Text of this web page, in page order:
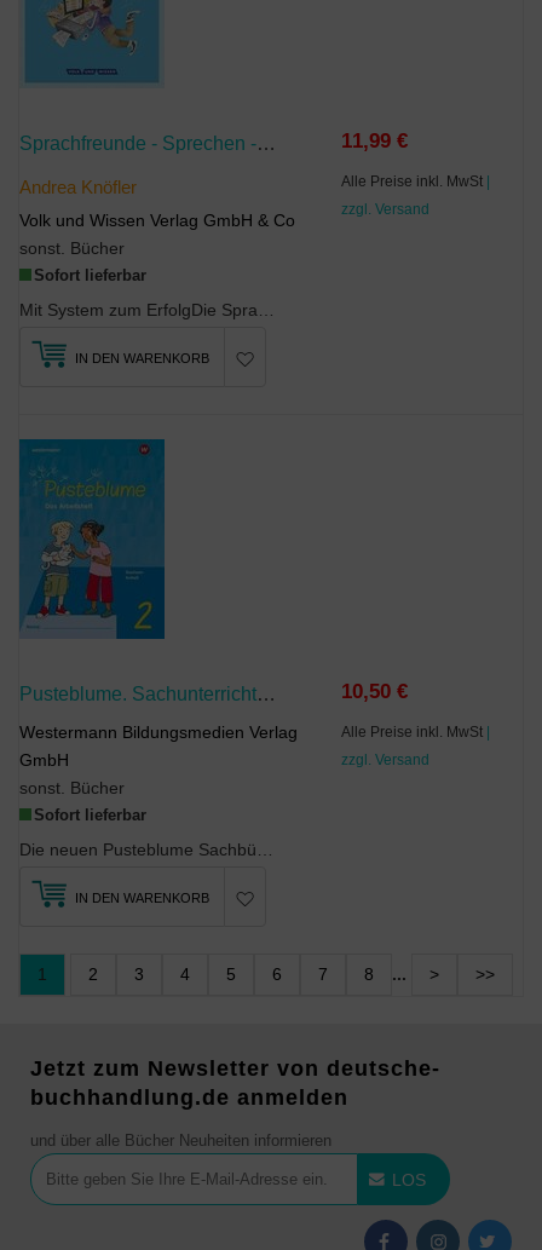
Sprachfreunde - Sprechen - Schreiben - Spielen - Ausgabe Süd (Sachsen, Sachsen-Anhalt, Thüringen) - Neubearbeitung 2015 - 4. Schuljahr
Andrea Knöfler
Volk und Wissen Verlag GmbH & Co
sonst. Bücher
Sofort lieferbar
11,99 €
Alle Preise inkl. MwSt |
zzgl. Versand
IN DEN WARENKORB
Pusteblume. Sachunterricht - Ausgabe 2024 Für Sachsen-Anhalt
Westermann Bildungsmedien Verlag
GmbH
sonst. Bücher
Sofort lieferbar
10,50 €
Alle Preise inkl. MwSt |
zzgl. Versand
IN DEN WARENKORB
1 2 3 4 5 6 7 8 ... > >>
Jetzt zum Newsletter von deutsche-
buchhandlung.de anmelden
und über alle Bücher Neuheiten informieren
LOS